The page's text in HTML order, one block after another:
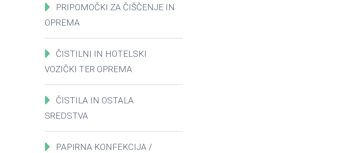
PRIPOMOČKI ZA ČIŠČENJE IN
OPREMA
ČISTILNI IN HOTELSKI
VOZIČKI TER OPREMA
ČISTILA IN OSTALA
SREDSTVA
PAPIRNA KONFEKCIJA /